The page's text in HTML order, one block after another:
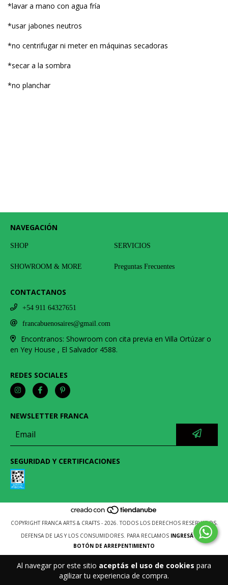
Al navegar por este sitio aceptás el uso de cookies para
agilizar tu experiencia de compra.
*lavar a mano con agua fría
*usar jabones neutros
*no centrifugar ni meter en máquinas secadoras
*secar a la sombra
*no planchar
NAVEGACIÓN
SHOP SERVICIOS
SHOWROOM & MORE Preguntas Frecuentes
CONTACTANOS
+54 911 64327651
francabuenosaires@gmail.com
Encontranos: Showroom con cita previa en Villa Ortúzar o
en Yey House , El Salvador 4588.
REDES SOCIALES
NEWSLETTER FRANCA
SEGURIDAD Y CERTIFICACIONES
COPYRIGHT FRANCA ARTS & CRAFTS - 2026. TODOS LOS DERECHOS RESERVADOS.
DEFENSA DE LAS Y LOS CONSUMIDORES. PARA RECLAMOS INGRESÁ ACÁ.
BOTÓN DE ARREPENTIMIENTO